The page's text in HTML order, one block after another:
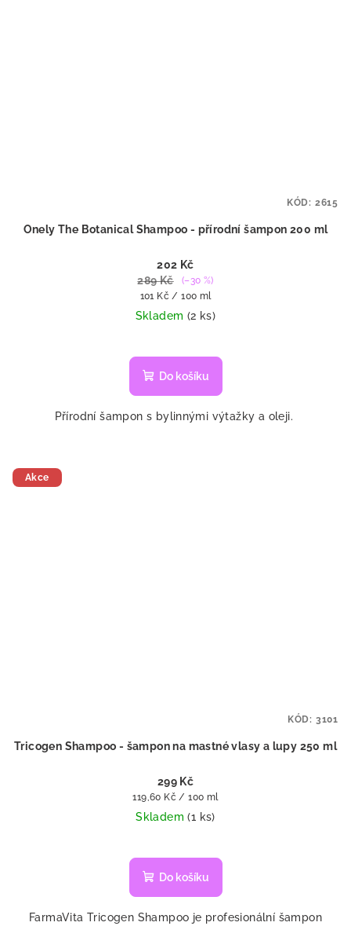
Onely The Botanical Shampoo - přírodní šampon 200 ml
202 Kč
289 Kč
(–30 %)
Měrná
cena:
101 Kč / 100 ml
Skladem (2 ks)
Do košíku
Přírodní šampon s bylinnými výtažky a oleji.
KÓD: 2615
Akce
Tricogen Shampoo - šampon na mastné vlasy a lupy 250 ml
299 Kč
Měrná
cena:
119,60 Kč / 100 ml
Skladem(1 ks)
Do košíku
FarmaVita Tricogen Shampoo je profesionální šampon
KÓD: 3101